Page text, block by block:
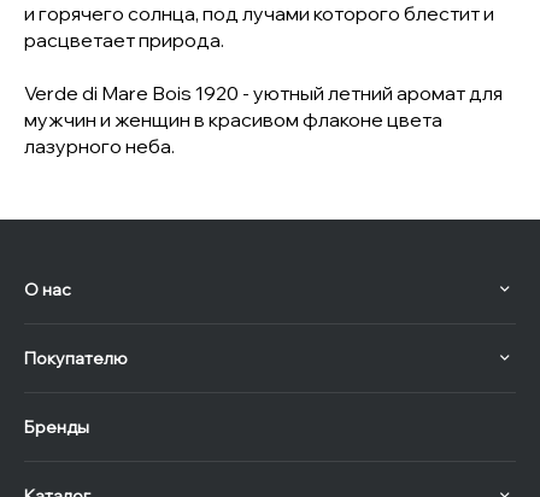
и горячего солнца, под лучами которого блестит и
расцветает природа.
Verde di Mare Bois 1920 - уютный летний аромат для
мужчин и женщин в красивом флаконе цвета
лазурного неба.
О нас
Покупателю
Бренды